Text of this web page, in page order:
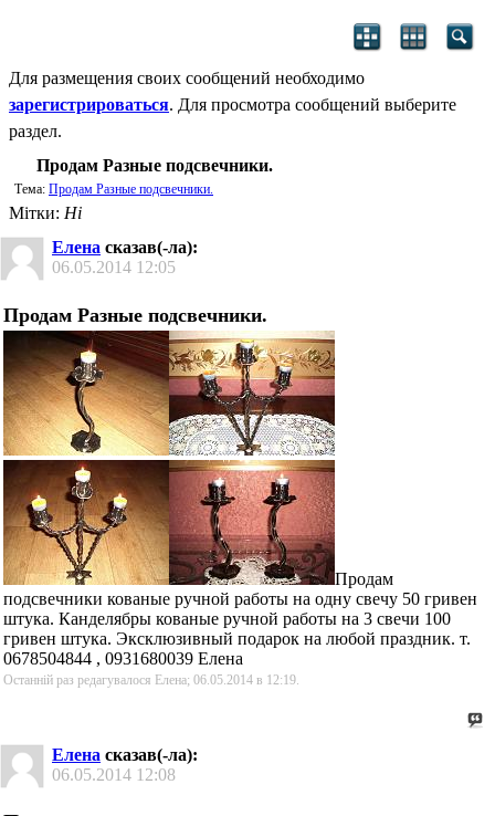
Для размещения своих сообщений необходимо
зарегистрироваться. Для просмотра сообщений выберите
раздел.
Продам Разные подсвечники.
Тема: Продам Разные подсвечники.
Мітки: Ні
Елена сказав(-ла):
06.05.2014 12:05
Продам Разные подсвечники.
Продам
подсвечники кованые ручной работы на одну свечу 50 гривен
штука. Канделябры кованые ручной работы на 3 свечи 100
гривен штука. Эксклюзивный подарок на любой праздник. т.
0678504844 , 0931680039 Елена
Останній раз редагувалося Елена; 06.05.2014 в 12:19.
Елена сказав(-ла):
06.05.2014 12:08